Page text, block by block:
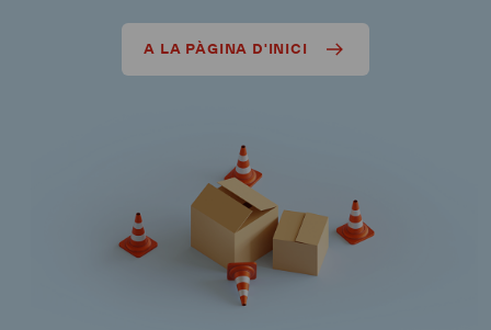
A LA PÀGINA D'INICI